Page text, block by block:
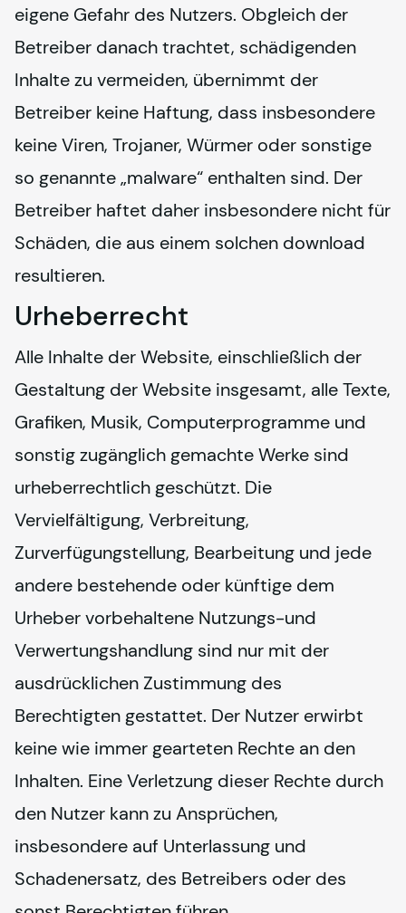
eigene Gefahr des Nutzers. Obgleich der
Betreiber danach trachtet, schädigenden
Inhalte zu vermeiden, übernimmt der
Betreiber keine Haftung, dass insbesondere
keine Viren, Trojaner, Würmer oder sonstige
so genannte „malware“ enthalten sind. Der
Betreiber haftet daher insbesondere nicht für
Schäden, die aus einem solchen download
resultieren.
Urheberrecht
Alle Inhalte der Website, einschließlich der
Gestaltung der Website insgesamt, alle Texte,
Grafiken, Musik, Computerprogramme und
sonstig zugänglich gemachte Werke sind
urheberrechtlich geschützt. Die
Vervielfältigung, Verbreitung,
Zurverfügungstellung, Bearbeitung und jede
andere bestehende oder künftige dem
Urheber vorbehaltene Nutzungs-und
Verwertungshandlung sind nur mit der
ausdrücklichen Zustimmung des
Berechtigten gestattet. Der Nutzer erwirbt
keine wie immer gearteten Rechte an den
Inhalten. Eine Verletzung dieser Rechte durch
den Nutzer kann zu Ansprüchen,
insbesondere auf Unterlassung und
Schadenersatz, des Betreibers oder des